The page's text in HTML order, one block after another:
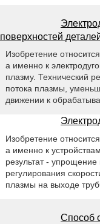
поверхностей
Изобретение
а именно к
плазму. Технический
потока плазмы,
движении к
Изобретение
а именно к
результат -
регулирования
плазмы на выходе
Способ